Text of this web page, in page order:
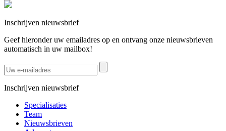
Inschrijven nieuwsbrief
Geef hieronder uw emailadres op en ontvang onze nieuwsbrieven
automatisch in uw mailbox!
Inschrijven nieuwsbrief
Specialisaties
Team
Nieuwsbrieven